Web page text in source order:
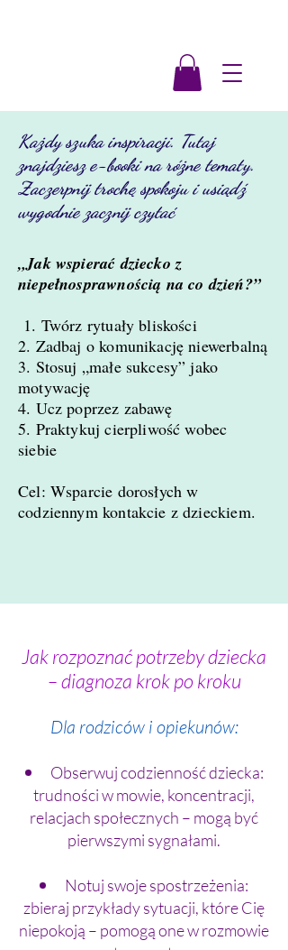
Każdy szuka inspiracji. Tutaj
znajdziesz e-booki na różne tematy.
Zaczerpnij trochę spokoju i usiądź
wygodnie zacznij czytać
„Jak wspierać dziecko z
niepełnosprawnością na co dzień?”
1. Twórz rytuały bliskości
2. Zadbaj o komunikację niewerbalną
3. Stosuj „małe sukcesy” jako
motywację
4. Ucz poprzez zabawę
5. Praktykuj cierpliwość wobec
siebie
Cel: Wsparcie dorosłych w
codziennym kontakcie z dzieckiem.
Jak rozpoznać potrzeby dziecka
– diagnoza krok po kroku
Dla rodziców i opiekunów:
Obserwuj codzienność dziecka:
trudności w mowie, koncentracji,
relacjach społecznych – mogą być
pierwszymi sygnałami.
Notuj swoje spostrzeżenia:
zbieraj przykłady sytuacji, które Cię
niepokoją – pomogą one w rozmowie